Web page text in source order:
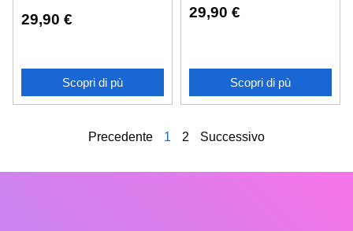
29,90 €
Scopri di pù
29,90 €
Scopri di pù
Precedente 1 2 Successivo